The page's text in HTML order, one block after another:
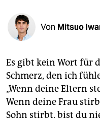
veranstaltungen
shop
unterstützen
abo
genossenschaft
Von Mitsuo
Es gibt kein Wort für
Schmerz, den ich
„Wenn deine Eltern
Wenn deine Frau
Sohn stirbt, bist du